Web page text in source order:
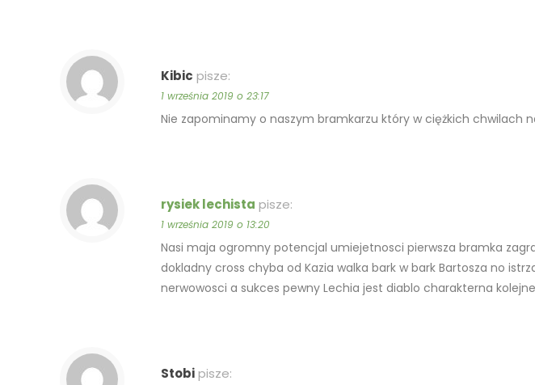
Kibic pisze:
1 września 2019 o 23:17
Nie zapominamy o naszym bramkarzu który w ciężkich chwilach
rysiek lechista pisze:
1 września 2019 o 13:20
Nasi maja ogromny potencjal umiejetnosci pierwsza bramka
dokladny cross chyba od Kazia walka bark w bark Bartosza no
nerwowosci a sukces pewny Lechia jest diablo charakterna
Stobipisze: